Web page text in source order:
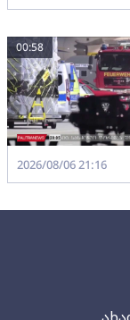
00:58
2026/08/06 21:16